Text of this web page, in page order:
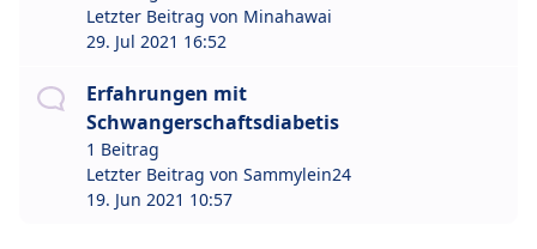
Letzter Beitrag von Minahawai
29. Jul 2021 16:52
Erfahrungen mit
Schwangerschaftsdiabetis
1 Beitrag
Letzter Beitrag von Sammylein24
19. Jun 2021 10:57